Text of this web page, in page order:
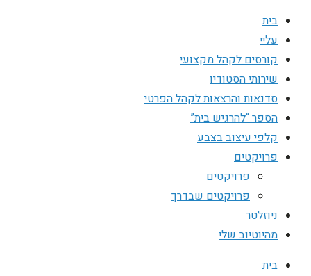
בית
עליי
קורסים לקהל מקצועי
שירותי הסטודיו
סדנאות והרצאות לקהל הפרטי
הספר “להרגיש בית”
קלפי עיצוב בצבע
פרויקטים
פרויקטים
פרויקטים שבדרך
ניוזלטר
מהיוטיוב שלי
בית